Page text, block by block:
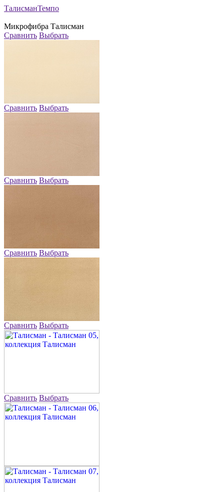
ТалисманТемпо
Микрофибра Талисман
Сравнить Выбрать
Сравнить Выбрать
Сравнить Выбрать
Сравнить Выбрать
Сравнить Выбрать
Сравнить Выбрать